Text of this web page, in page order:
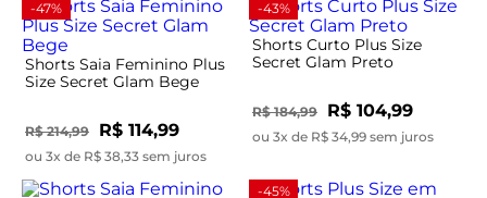
-47%
Shorts Saia Feminino Plus
Size Secret Glam Bege
R$ 214,99 R$ 114,99
ou 3x de R$ 38,33 sem juros
-43%
Shorts Curto Plus Size
Secret Glam Preto
R$ 184,99 R$ 104,99
ou 3x de R$ 34,99 sem juros
-45%